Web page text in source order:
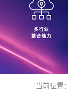
当前位置：